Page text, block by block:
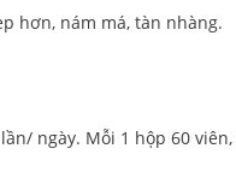
hơn, nám má, tàn nhàng.
ngày. Mỗi 1 hộp 60